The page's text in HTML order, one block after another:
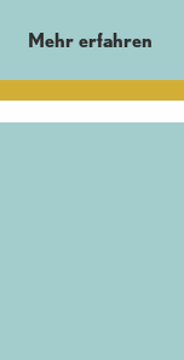
Mehr erfahren